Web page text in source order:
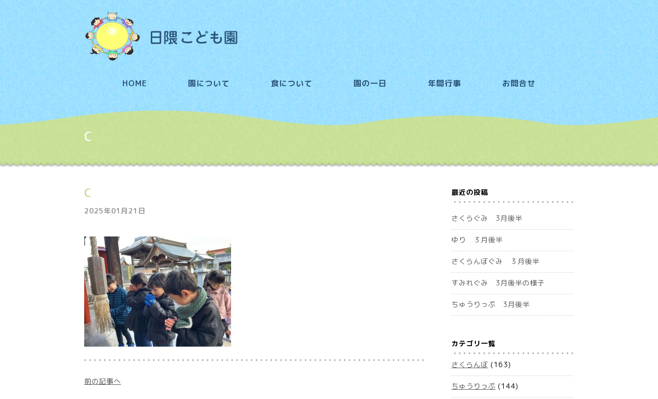
HOME 園について 食について 園の一日 年間行事 お問合せ
C
C
2025年01月21日
前の記事へ
最近の投稿
さくらぐみ 3月後半
ゆり ３月後半
さくらんぼぐみ ３月後半
すみれぐみ 3月後半の様子
ちゅうりっぷ 3月後半
カテゴリ一覧
さくらんぼ (163)
ちゅうりっぷ (144)